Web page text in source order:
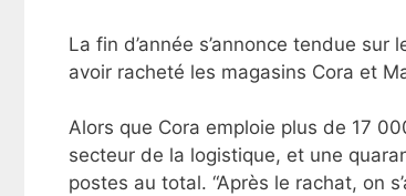
La fin d’année s’annonce tendue sur
avoir racheté les magasins Cora et
Alors que Cora emploie plus de 17
secteur de la logistique, et une
postes au total. “Après le rachat, on